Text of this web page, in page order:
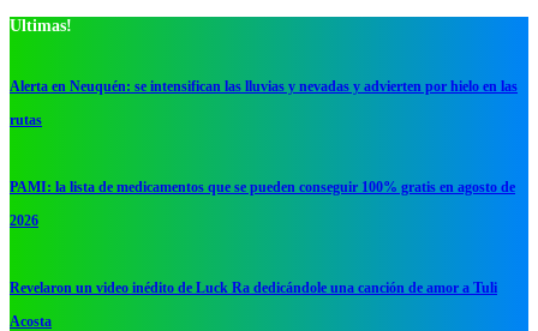
Ultimas!
Alerta en Neuquén: se intensifican las lluvias y nevadas y advierten por hielo en las
rutas
PAMI: la lista de medicamentos que se pueden conseguir 100% gratis en agosto de
2026
Revelaron un video inédito de Luck Ra dedicándole una canción de amor a Tuli
Acosta